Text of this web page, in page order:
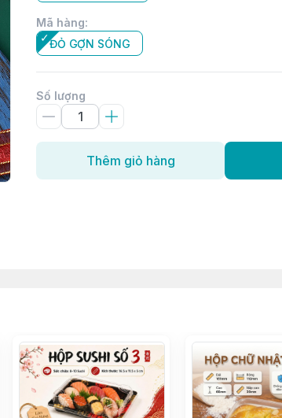
Mã hàng:
ĐỎ GỢN SÓNG
Số lượng
Thêm giỏ hàng